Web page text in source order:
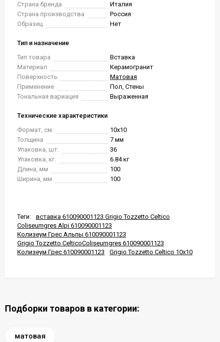
Страна бренда
Италия
Страна производства
Россия
Образец
Нет
Тип и назначение
Тип товара
Вставка
Материал
Керамогранит
Поверхность
Матовая
Применение
Пол, Стены
Тональная вариация
Выраженная
Технические характеристики
Формат, см.
10x10
Толщина
7 мм
Упаковка, шт.
36
Упаковка, кг.
6.84 кг
Длина, мм
100
Ширина, мм
100
Теги:
вставка 610090001123 Grigio Tozzetto Celtico
Coliseumgres Alpi 610090001123
Колизеум Грес Альпы 610090001123
Grigio Tozzetto CelticoColiseumgres 610090001123
Колизеум Грес 610090001123
Grigio Tozzetto Celtico 10x10
Подборки товаров в категории:
матовая